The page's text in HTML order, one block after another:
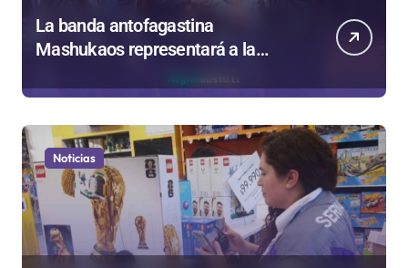
La banda antofagastina
Mashukaos representará a la
de Valparaíso
Noticias